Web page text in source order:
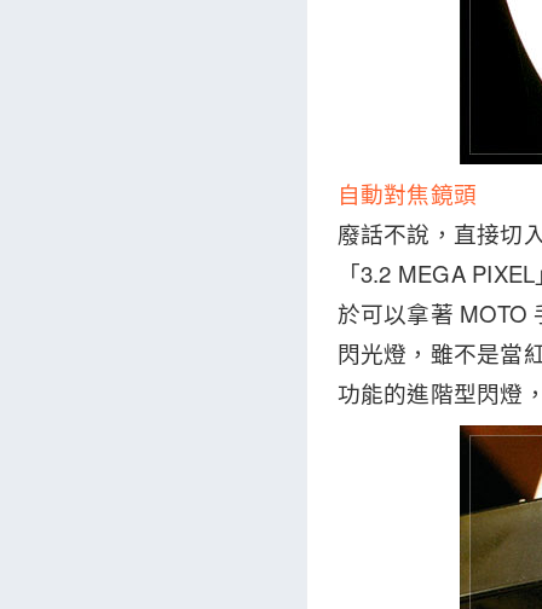
自動對焦鏡頭
廢話不說，直接切
「3.2 MEGA
於可以拿著 MOTO
閃光燈，雖不是當
功能的進階型閃燈